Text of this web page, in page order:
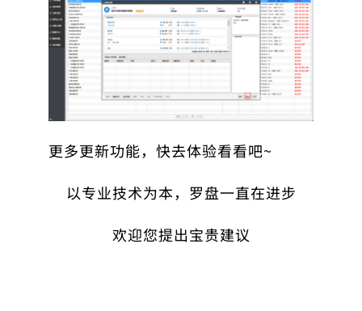
更多更新功能，快去体验看看吧~
以专业技术为本，罗盘一直在进步
欢迎您提出宝贵建议